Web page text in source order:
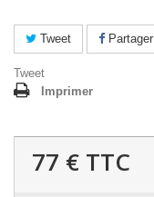
Tweet Partager
Tweet
Imprimer
77 € TTC